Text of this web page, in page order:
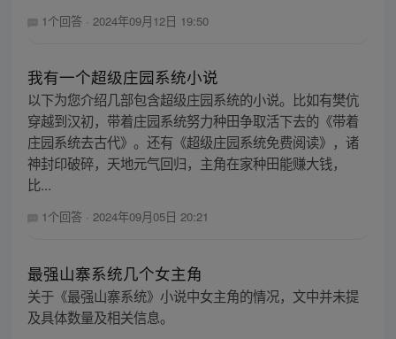
1个回答 · 2024年09月12日 19:50
我有一个超级庄园系统小说
以下为您介绍几部包含超级庄园系统的小说。比如有樊伉
穿越到汉初，带着庄园系统努力种田争取活下去的《带着
庄园系统去古代》。还有《超级庄园系统免费阅读》，诸
神封印破碎，天地元气回归，主角在家种田能赚大钱，
比...
1个回答 · 2024年09月05日 20:21
最强山寨系统几个女主角
关于《最强山寨系统》小说中女主角的情况，文中并未提
及具体数量及相关信息。